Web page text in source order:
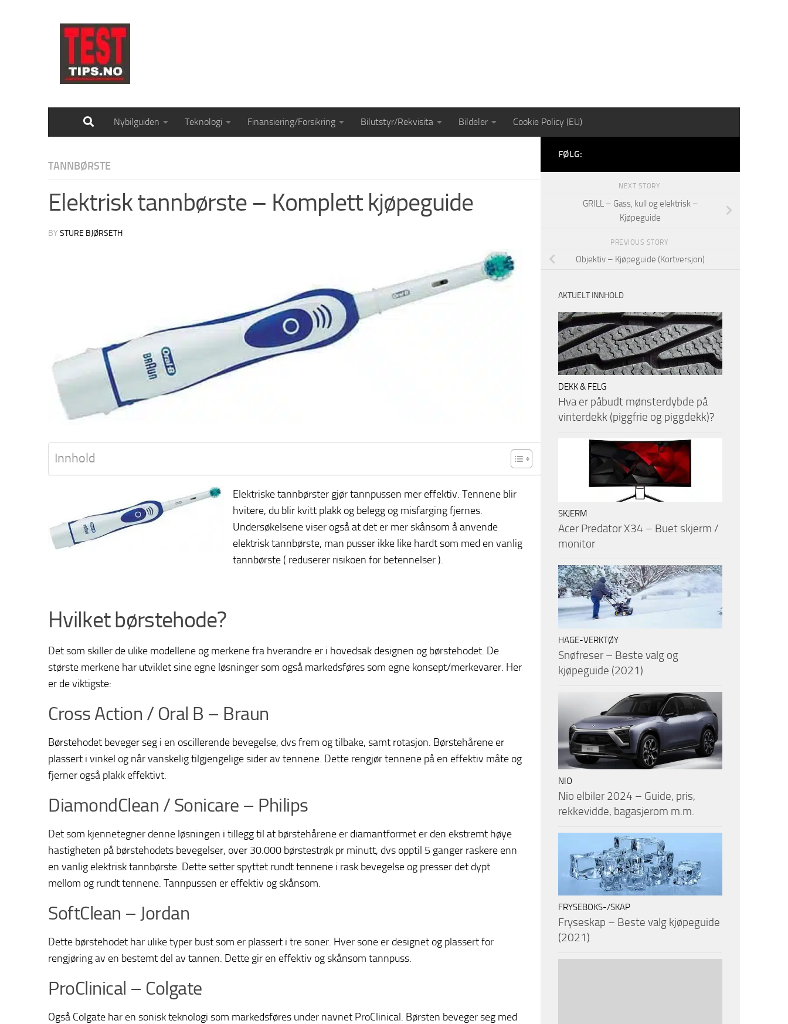
Nybilguiden Teknologi Finansiering/Forsikring Bilutstyr/Rekvisita Bildeler Cookie Policy (EU)
TANNBØRSTE
Elektrisk tannbørste – Komplett kjøpeguide
BY STURE BJØRSETH
Innhold
Elektriske tannbørster gjør tannpussen mer effektiv. Tennene blir
hvitere, du blir kvitt plakk og belegg og misfarging fjernes.
Undersøkelsene viser også at det er mer skånsom å anvende
elektrisk tannbørste, man pusser ikke like hardt som med en vanlig
tannbørste ( reduserer risikoen for betennelser ).
Hvilket børstehode?
Det som skiller de ulike modellene og merkene fra hverandre er i hovedsak designen og børstehodet. De
største merkene har utviklet sine egne løsninger som også markedsføres som egne konsept/merkevarer. Her
er de viktigste:
Cross Action / Oral B – Braun
Børstehodet beveger seg i en oscillerende bevegelse, dvs frem og tilbake, samt rotasjon. Børstehårene er
plassert i vinkel og når vanskelig tilgjengelige sider av tennene. Dette rengjør tennene på en effektiv måte og
fjerner også plakk effektivt.
DiamondClean / Sonicare – Philips
Det som kjennetegner denne løsningen i tillegg til at børstehårene er diamantformet er den ekstremt høye
hastigheten på børstehodets bevegelser, over 30.000 børstestrøk pr minutt, dvs opptil 5 ganger raskere enn
en vanlig elektrisk tannbørste. Dette setter spyttet rundt tennene i rask bevegelse og presser det dypt
mellom og rundt tennene. Tannpussen er effektiv og skånsom.
SoftClean – Jordan
Dette børstehodet har ulike typer bust som er plassert i tre soner. Hver sone er designet og plassert for
rengjøring av en bestemt del av tannen. Dette gir en effektiv og skånsom tannpuss.
ProClinical – Colgate
Også Colgate har en sonisk teknologi som markedsføres under navnet ProClinical. Børsten beveger seg med
FØLG:
NEXT STORY
GRILL – Gass, kull og elektrisk –
Kjøpeguide
PREVIOUS STORY
Objektiv – Kjøpeguide (Kortversjon)
AKTUELT INNHOLD
DEKK & FELG
Hva er påbudt mønsterdybde på
vinterdekk (piggfrie og piggdekk)?
SKJERM
Acer Predator X34 – Buet skjerm /
monitor
HAGE-VERKTØY
Snøfreser – Beste valg og
kjøpeguide (2021)
NIO
Nio elbiler 2024 – Guide, pris,
rekkevidde, bagasjerom m.m.
FRYSEBOKS-/SKAP
Fryseskap – Beste valg kjøpeguide
(2021)